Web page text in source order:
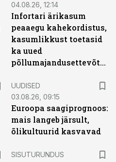
04.08.26, 12:14
Infortari ärikasum
peaaegu kahekordistus,
kasumlikkust toetasid
ka uued
põllumajandusettevõtted
UUDISED
03.08.26, 09:15
Euroopa saagiprognoos:
mais langeb järsult,
õlikultuurid kasvavad
SISUTURUNDUS